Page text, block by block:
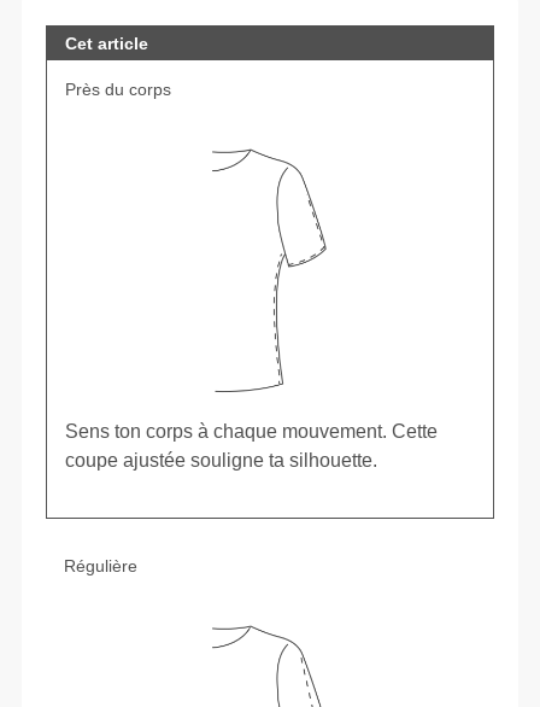
Cet article
Près du corps
Sens ton corps à chaque mouvement. Cette
coupe ajustée souligne ta silhouette.
Régulière